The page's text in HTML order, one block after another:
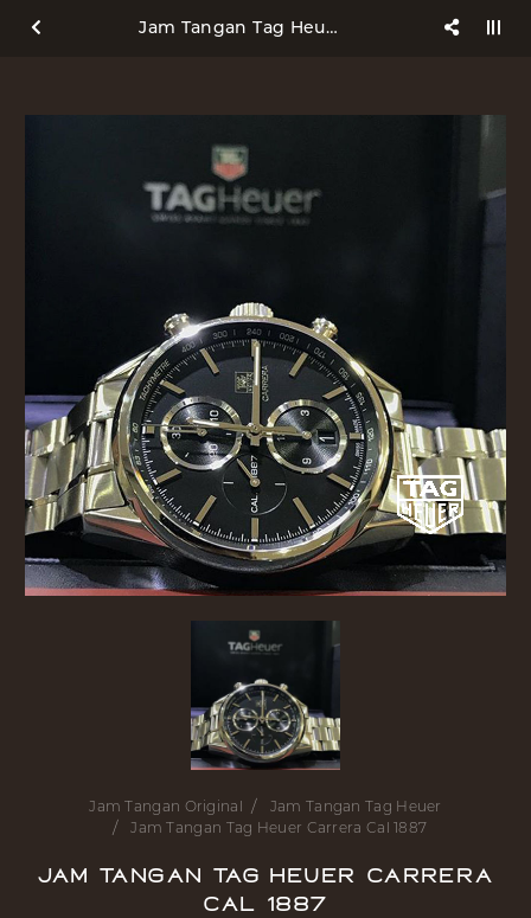
Jam Tangan Tag Heuer Carrera Cal 1887
Jam Tangan Original
Jam Tangan Tag Heuer
Jam Tangan Tag Heuer Carrera Cal 1887
Jam Tangan Tag Heuer Carrera
Cal 1887